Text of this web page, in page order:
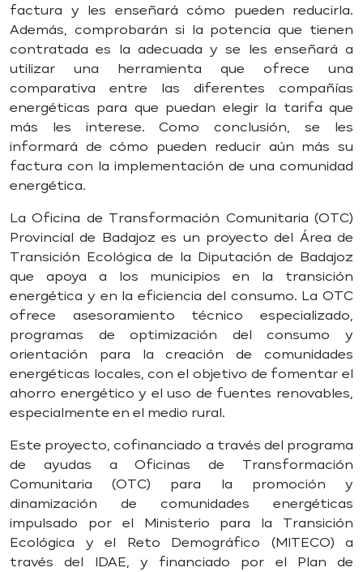
factura y les enseñará cómo pueden reducirla.
Además, comprobarán si la potencia que tienen
contratada es la adecuada y se les enseñará a
utilizar una herramienta que ofrece una
comparativa entre las diferentes compañías
energéticas para que puedan elegir la tarifa que
más les interese. Como conclusión, se les
informará de cómo pueden reducir aún más su
factura con la implementación de una comunidad
energética.
La Oficina de Transformación Comunitaria (OTC)
Provincial de Badajoz es un proyecto del Área de
Transición Ecológica de la Diputación de Badajoz
que apoya a los municipios en la transición
energética y en la eficiencia del consumo. La OTC
ofrece asesoramiento técnico especializado,
programas de optimización del consumo y
orientación para la creación de comunidades
energéticas locales, con el objetivo de fomentar el
ahorro energético y el uso de fuentes renovables,
especialmente en el medio rural.
Este proyecto, cofinanciado a través del programa
de ayudas a Oficinas de Transformación
Comunitaria (OTC) para la promoción y
dinamización de comunidades energéticas
impulsado por el Ministerio para la Transición
Ecológica y el Reto Demográfico (MITECO) a
través del IDAE, y financiado por el Plan de